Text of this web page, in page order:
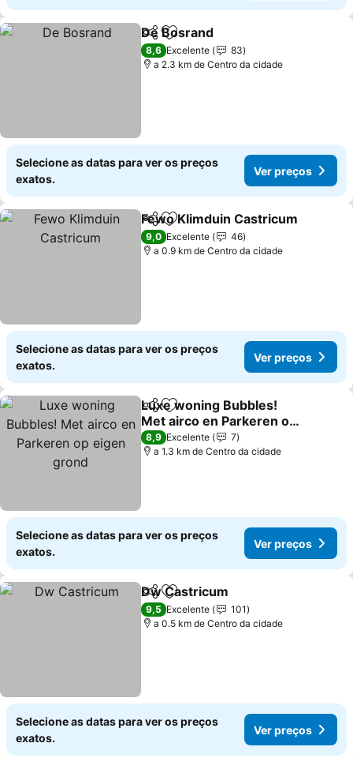
PartilharAdicionar aos favoritos
De Bosrand
8,6 Excelente
83
a 2.3 km de Centro da cidade
Selecione as datas para ver os preços
exatos.
Ver preços
PartilharAdicionar aos favoritos
Fewo Klimduin Castricum
9,0 Excelente
46
a 0.9 km de Centro da cidade
Selecione as datas para ver os preços
exatos.
Ver preços
PartilharAdicionar aos favoritos
Luxe woning Bubbles!
Met airco en Parkeren op
eigen grond
Ver preços
8,9 Excelente
7
a 1.3 km de Centro da cidade
Selecione as datas para ver os preços
exatos.
Ver preços
PartilharAdicionar aos favoritos
Dw Castricum
9,5 Excelente
101
a 0.5 km de Centro da cidade
Selecione as datas para ver os preços
exatos.
Ver preços